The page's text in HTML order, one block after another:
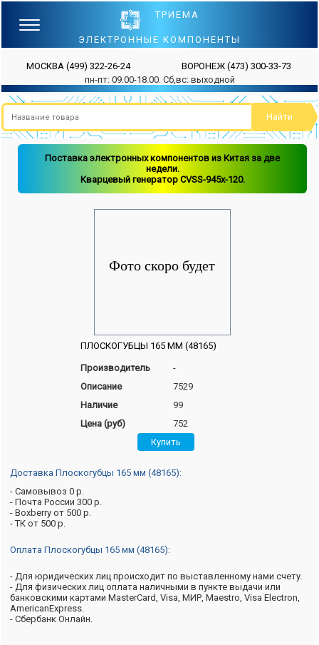
ТРИЕМА
ЭЛЕКТРОННЫЕ КОМПОНЕНТЫ
МОСКВА (499) 322-26-24 ВОРОНЕЖ (473) 300-33-73
пн-пт: 09.00-18.00. Сб,вс: выходной
Поставка электронных компонентов из Китая за две
недели.
Кварцевый генератор CVSS-945x-120.
ПЛОСКОГУБЦЫ 165 ММ (48165)
Производитель
-
Описание
7529
Наличие
99
Цена (руб)
752
Доставка Плоскогубцы 165 мм (48165):
- Самовывоз 0 р.
- Почта России 300 р.
- Boxberry от 500 р.
- ТК от 500 р.
Оплата Плоскогубцы 165 мм (48165):
- Для юридических лиц происходит по выставленному нами счету.
- Для физических лиц оплата наличными в пункте выдачи или
банковскими картами MasterCard, Visa, МИР, Maestro, Visa Electron,
AmericanExpress.
- Сбербанк Онлайн.